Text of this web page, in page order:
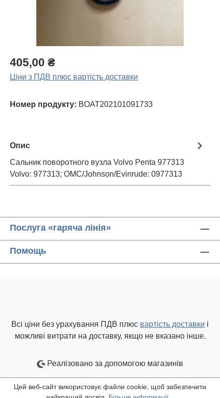
405,00 ₴
Ціни з ПДВ плюс вартість доставки
Номер продукту: BOAT202101091733
Опис
Сальник поворотного вузла Volvo Penta 977313
Volvo: 977313; OMC/Johnson/Evinrude: 0977313
Послуга «гаряча лінія»
Помощь
Всі ціни без урахування ПДВ плюс вартість доставки і
можливі витрати на доставку, якщо не вказано інше.
Реалізовано за допомогою магазинів
Цей веб-сайт використовує файли cookie, щоб забезпечити